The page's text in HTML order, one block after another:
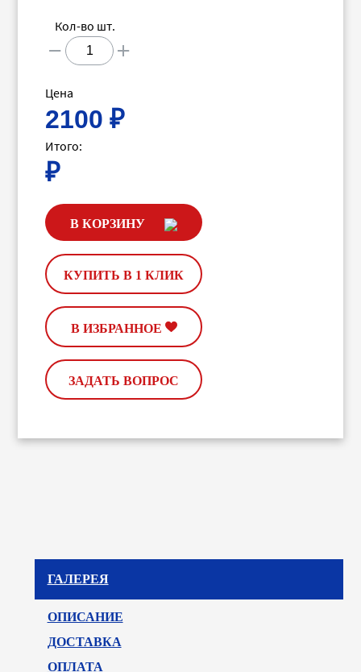
Кол-во шт.
Цена
2100 ₽
Итого:
₽
В КОРЗИНУ
КУПИТЬ В 1 КЛИК
В ИЗБРАННОЕ
ЗАДАТЬ ВОПРОС
ГАЛЕРЕЯ
ОПИСАНИЕ
ДОСТАВКА
ОПЛАТА